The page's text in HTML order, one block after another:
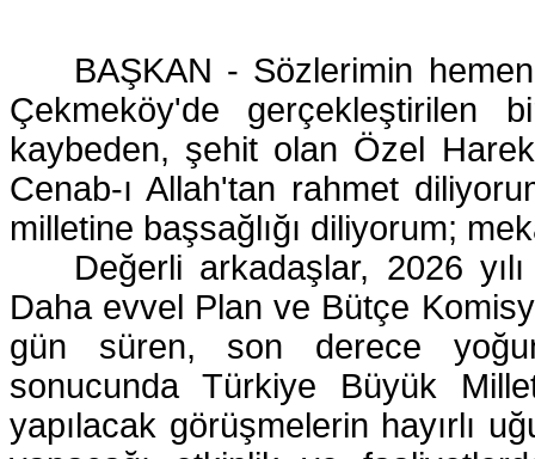
BAŞKAN - Sözlerimin
Çekmeköy'de gerçekleştirilen
kaybeden, şehit olan Özel
Cenab-ı Allah'tan rahmet
milletine başsağlığı diliyorum;
Değerli arkadaşlar, 2026
Daha evvel Plan ve Bütçe
gün süren, son derece
sonucunda Türkiye Büyük
yapılacak görüşmelerin hayırlı